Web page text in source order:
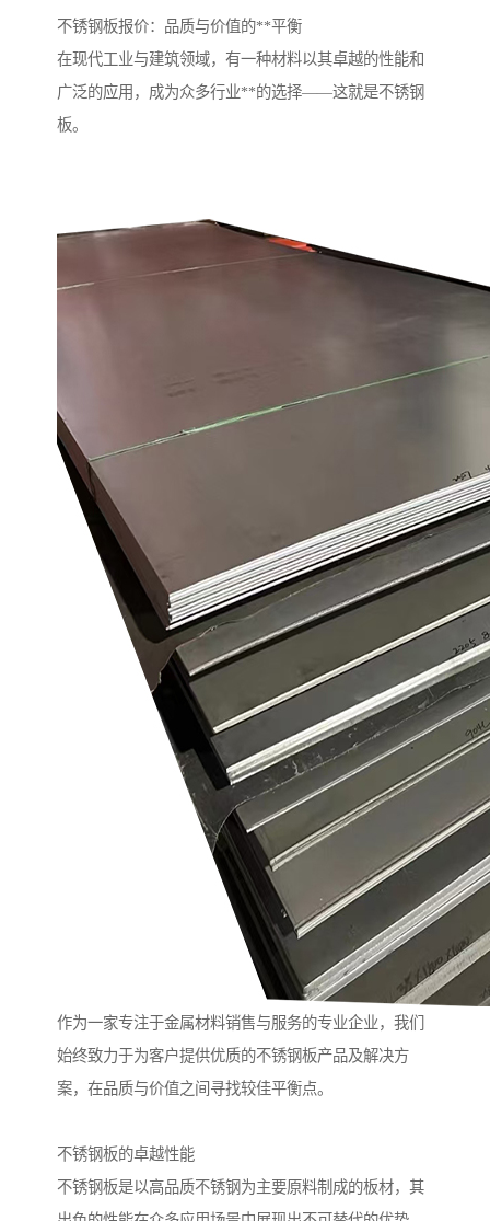
不锈钢板报价：品质与价值的**平衡
在现代工业与建筑领域，有一种材料以其卓越的性能和
广泛的应用，成为众多行业**的选择——这就是不锈钢
板。
作为一家专注于金属材料销售与服务的专业企业，我们
始终致力于为客户提供优质的不锈钢板产品及解决方
案，在品质与价值之间寻找较佳平衡点。
不锈钢板的卓越性能
不锈钢板是以高品质不锈钢为主要原料制成的板材，其